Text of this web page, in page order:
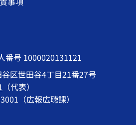
番号 1000020131121
区世田谷4丁目21番27号
（代表）
（広報広聴課）